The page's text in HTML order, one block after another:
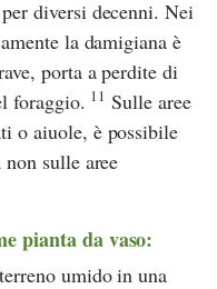
diversi decenni. Nei
la damigiana è
porta a perdite di
foraggio. 11 Sulle aree
o aiuole, è possibile
sulle aree
pianta da vaso:
umido in una